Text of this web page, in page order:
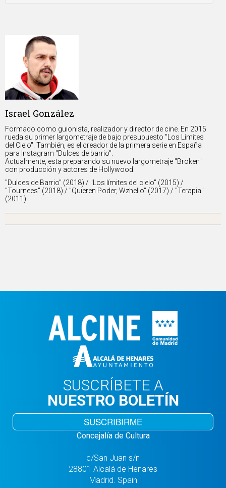
Israel González
Formado como guionista, realizador y director de cine. En 2015
rueda su primer largometraje de bajo presupuesto "Los Límites
del Cielo". También, es el creador de la primera serie en España
para Instagram "Dulces de barrio".
Actualmente, esta preparando su nuevo largometraje "Broken"
con producción y actores de Hollywood.
"Dulces de Barrio" (2018) / "Los límites del cielo" (2015) /
"Tournees" (2018) / "Quieren Poder, Wzhello" (2017) / "Terapia"
(2011)
SUSCRÍBETE A
NUESTRO BOLETÍN
SUSCRIBIRME
Concejalía de Cultura
c/San Juan s/n
28801 Alcalá de Henares
Madrid. Spain